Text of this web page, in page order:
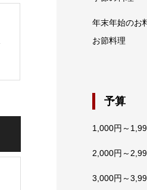
年末年始のお
お節料理
予算
1,000円～
2,000円～
3,000円～